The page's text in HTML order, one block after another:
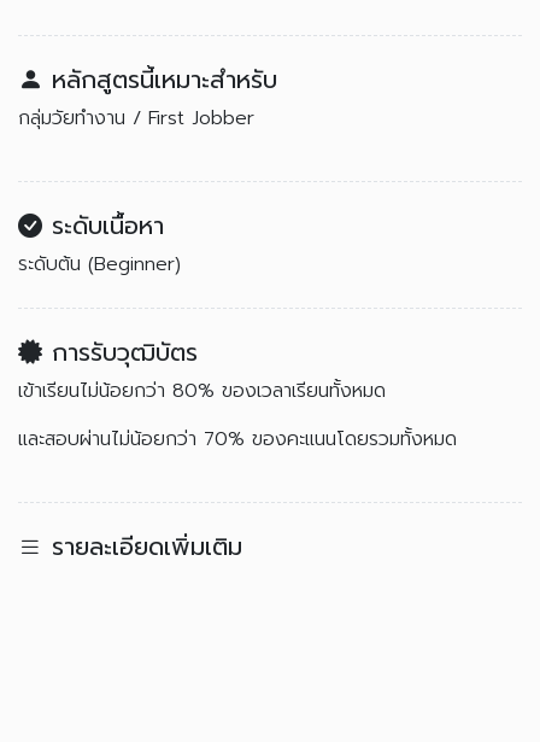
หลักสูตรนี้เหมาะสำหรับ
กลุ่มวัยทำงาน / First Jobber
ระดับเนื้อหา
ระดับต้น (Beginner)
การรับวุฒิบัตร
เข้าเรียนไม่น้อยกว่า 80% ของเวลาเรียนทั้งหมด
และสอบผ่านไม่น้อยกว่า 70% ของคะแนนโดยรวมทั้งหมด
รายละเอียดเพิ่มเติม